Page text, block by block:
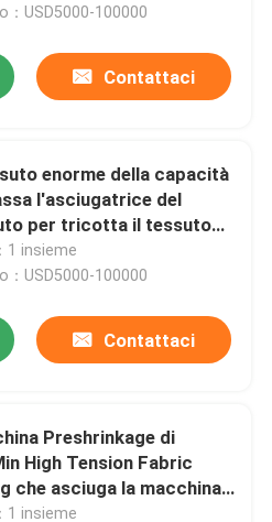
tubolari
：USD5000-100000
Contattaci
enorme della capacità
l'asciugatrice del
per tricotta il tessuto
1 insieme
：USD5000-100000
Contattaci
Preshrinkage di
High Tension Fabric
che asciuga la macchina
del tessuto
1 insieme